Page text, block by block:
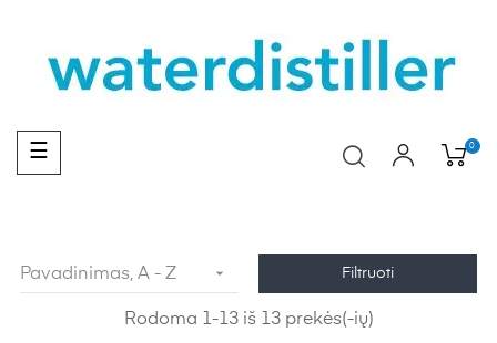
Toggle
☰ 0
Pavadinimas, A - Z  Filtruoti
Rodoma 1-13 iš 13 prekės(-ių)